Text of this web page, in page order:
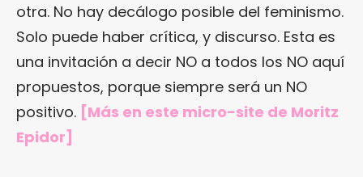
otra. No hay decálogo posible del feminismo.
Solo puede haber crítica, y discurso. Esta es
una invitación a decir NO a todos los NO aquí
propuestos, porque siempre será un NO
positivo. [Más en este micro-site de Moritz
Epidor]